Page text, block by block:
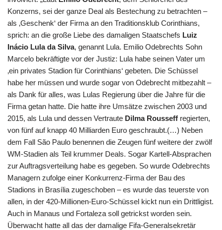
Konzerns, sei der ganze Deal als Bestechung zu betrachten –
als ‚Geschenk‘ der Firma an den Traditionsklub Corinthians,
sprich: an die große Liebe des damaligen Staatschefs Luiz
Inácio Lula da Silva, genannt Lula. Emilio Odebrechts Sohn
Marcelo bekräftigte vor der Justiz: Lula habe seinen Vater um
‚ein privates Stadion für Corinthians‘ gebeten. Die Schüssel
habe her müssen und wurde sogar von Odebrecht mitbezahlt –
als Dank für alles, was Lulas Regierung über die Jahre für die
Firma getan hatte. Die hatte ihre Umsätze zwischen 2003 und
2015, als Lula und dessen Vertraute Dilma Rousseff regierten,
von fünf auf knapp 40 Milliarden Euro geschraubt.(…) Neben
dem Fall São Paulo benennen die Zeugen fünf weitere der zwölf
WM-Stadien als Teil krummer Deals. Sogar Kartell-Absprachen
zur Auftragsverteilung habe es gegeben. So wurde Odebrechts
Managern zufolge einer Konkurrenz-Firma der Bau des
Stadions in Brasília zugeschoben – es wurde das teuerste von
allen, in der 420-Millionen-Euro-Schüssel kickt nun ein Drittligist.
Auch in Manaus und Fortaleza soll getrickst worden sein.
Überwacht hatte all das der damalige Fifa-Generalsekretär